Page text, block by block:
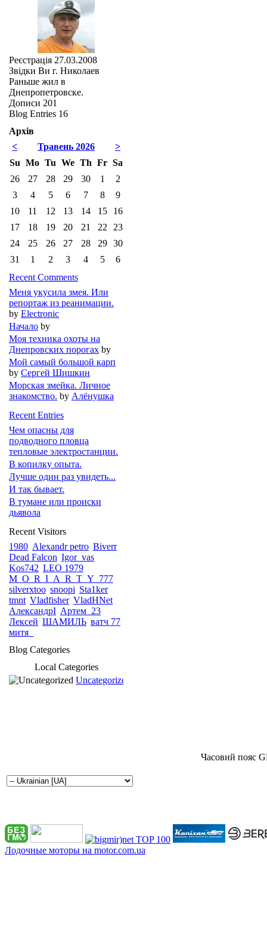
Реєстрація 27.03.2008
Звідки Ви г. Николаев
Раньше жил в
Днепропетровске.
Дописи 201
Blog Entries 16
Архів
<
>
Травень 2026
Su Mo Tu We Th Fr Sa
26
27 28 29 30 1
2
3
4 5 6 7 8
9
10
11 12 13 14 15
16
17
18 19 20 21 22
23
24
25 26 27 28 29
30
31
1 2 3 4 5
6
Recent Comments
Меня укусила змея. Или
репортаж из реанимации.
by Electronic
Начало by
Моя техника охоты на
Днепровских порогах by
Мой самый большой карп
by Сергей Шишкин
Морская змейка. Личное
знакомство. by Алёнушка
Recent Entries
Чем опасны для
подводного пловца
тепловые электростанции.
В копилку опыта.
Лучше один раз увидеть...
И так бывает.
В тумане или происки
дьявола
Recent Visitors
1980 Alexandr petro Biverr
Dead Falcon Igor_vas
Kos742 LEO 1979
M_O_R_I_A_R_T_Y_777
silverxtoo snoopi Sta1ker
tmnt Vladfisher VladHNet
АлександрI Артем_23
Лексей ШАМИЛЬ ватч 77
митя_
Blog Categories
Local Categories
Uncategorized
Часовий пояс
Лодочные моторы на motor.com.ua